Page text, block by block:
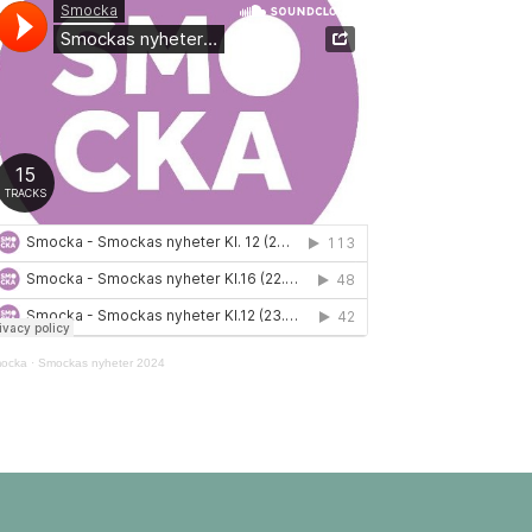
· Smockas nyheter 2024